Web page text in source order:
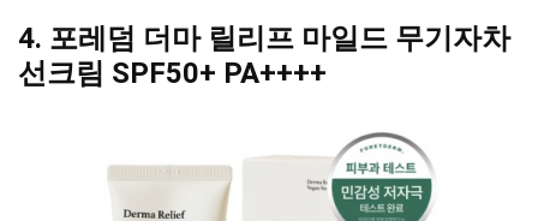
4. 포레덤 더마 릴리프 마일드 무기자차
선크림 SPF50+ PA++++